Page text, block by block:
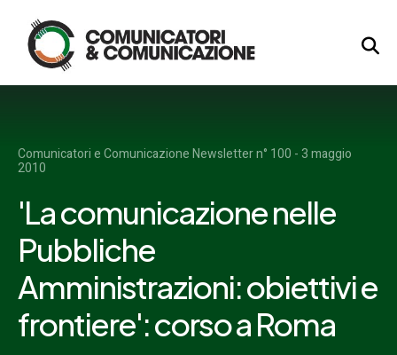
Logo
Comunicatori e Comunicazione Newsletter n° 100 - 3 maggio
2010
'La comunicazione nelle
Pubbliche
Amministrazioni: obiettivi e
frontiere': corso a Roma